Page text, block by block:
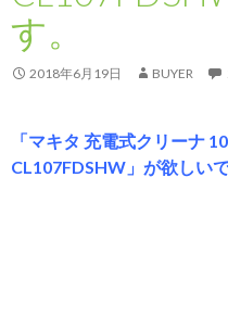
す。
2018年6月19日 BUYER
「マキタ 充電式クリーナ
CL107FDSHW」が欲しいで